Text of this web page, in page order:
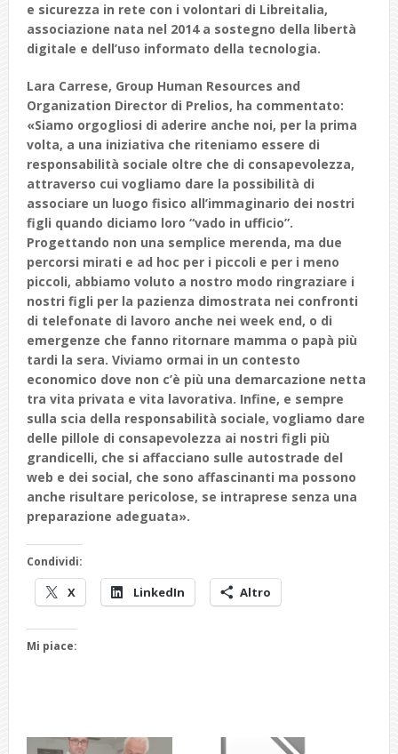
e sicurezza in rete con i volontari di Libreitalia,
associazione nata nel 2014 a sostegno della libertà
digitale e dell’uso informato della tecnologia.
Lara Carrese, Group Human Resources and
Organization Director di Prelios, ha commentato:
«Siamo orgogliosi di aderire anche noi, per la prima
volta, a una iniziativa che riteniamo essere di
responsabilità sociale oltre che di consapevolezza,
attraverso cui vogliamo dare la possibilità di
associare un luogo fisico all’immaginario dei nostri
figli quando diciamo loro “vado in ufficio”.
Progettando non una semplice merenda, ma due
percorsi mirati e ad hoc per i piccoli e per i meno
piccoli, abbiamo voluto a nostro modo ringraziare i
nostri figli per la pazienza dimostrata nei confronti
di telefonate di lavoro anche nei week end, o di
emergenze che fanno ritornare mamma o papà più
tardi la sera. Viviamo ormai in un contesto
economico dove non c’è più una demarcazione netta
tra vita privata e vita lavorativa. Infine, e sempre
sulla scia della responsabilità sociale, vogliamo dare
delle pillole di consapevolezza ai nostri figli più
grandicelli, che si affacciano sulle autostrade del
web e dei social, che sono affascinanti ma possono
anche risultare pericolose, se intraprese senza una
preparazione adeguata».
Condividi:
X LinkedIn Altro
Mi piace: